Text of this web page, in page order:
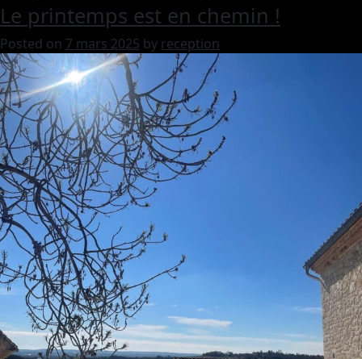
Le printemps est en chemin !
Posted on 7 mars 2025 by reception